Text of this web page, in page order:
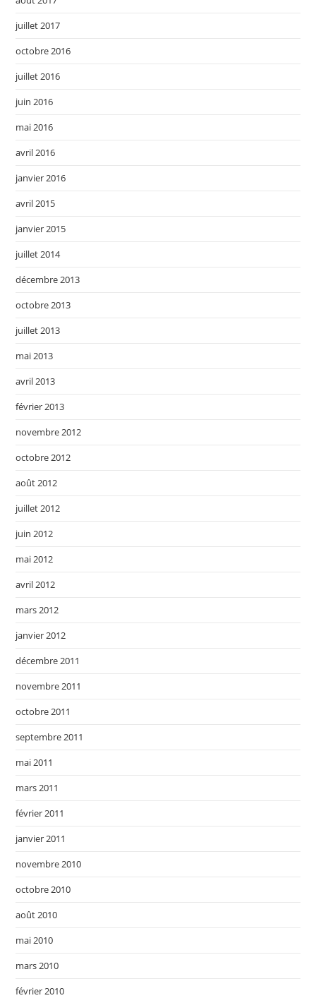
juillet 2017
octobre 2016
juillet 2016
juin 2016
mai 2016
avril 2016
janvier 2016
avril 2015
janvier 2015
juillet 2014
décembre 2013
octobre 2013
juillet 2013
mai 2013
avril 2013
février 2013
novembre 2012
octobre 2012
août 2012
juillet 2012
juin 2012
mai 2012
avril 2012
mars 2012
janvier 2012
décembre 2011
novembre 2011
octobre 2011
septembre 2011
mai 2011
mars 2011
février 2011
janvier 2011
novembre 2010
octobre 2010
août 2010
mai 2010
mars 2010
février 2010